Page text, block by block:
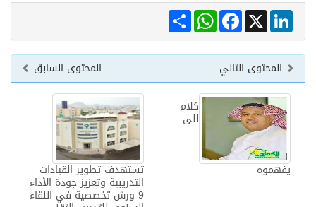
Share
WhatsAppFacebook X
LinkedIn
المحتوى السابق المحتوى التالي
تستهدف تطوير القيادات
التدريبية وتعزيز جودة الأداء
9 ورش تخصصية في اللقاء
كلام
للى
يفهموه